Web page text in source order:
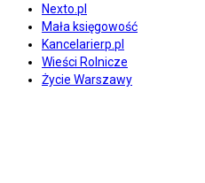
Nexto.pl
Mała księgowość
Kancelarierp.pl
Wieści Rolnicze
Życie Warszawy